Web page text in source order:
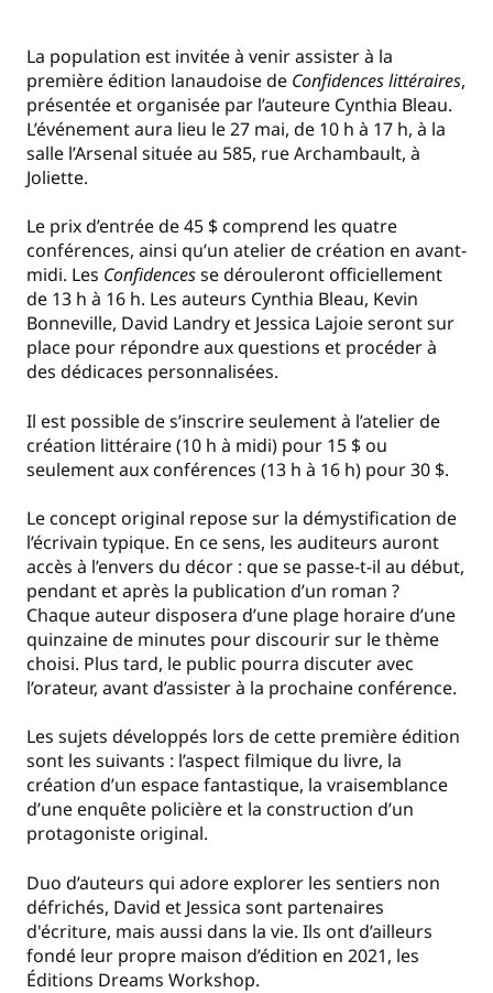
La population est invitée à venir assister à la
première édition lanaudoise de Confidences littéraires,
présentée et organisée par l’auteure Cynthia Bleau.
L’événement aura lieu le 27 mai, de 10 h à 17 h, à la
salle l’Arsenal située au 585, rue Archambault, à
Joliette.
Le prix d’entrée de 45 $ comprend les quatre
conférences, ainsi qu’un atelier de création en avant-
midi. Les Confidencesse dérouleront officiellement
de 13 h à 16 h. Les auteurs Cynthia Bleau, Kevin
Bonneville, David Landry et Jessica Lajoie seront sur
place pour répondre aux questions et procéder à
des dédicaces personnalisées.
Il est possible de s’inscrire seulement à l’atelier de
création littéraire (10 h à midi) pour 15 $ ou
seulement aux conférences (13 h à 16 h) pour 30 $.
Le concept original repose sur la démystification de
l’écrivain typique. En ce sens, les auditeurs auront
accès à l’envers du décor : que se passe-t-il au début,
pendant et après la publication d’un roman ?
Chaque auteur disposera d’une plage horaire d’une
quinzaine de minutes pour discourir sur le thème
choisi. Plus tard, le public pourra discuter avec
l’orateur, avant d’assister à la prochaine conférence.
Les sujets développés lors de cette première édition
sont les suivants : l’aspect filmique du livre, la
création d’un espace fantastique, la vraisemblance
d’une enquête policière et la construction d’un
protagoniste original.
Duo d’auteurs qui adore explorer les sentiers non
défrichés, David et Jessica sont partenaires
d'écriture, mais aussi dans la vie. Ils ont d’ailleurs
fondé leur propre maison d’édition en 2021, les
Éditions Dreams Workshop.